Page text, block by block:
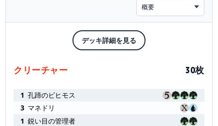
概要
デッキ詳細を見る
クリーチャー 30枚
1 孔蹄のビヒモス
3 マネドリ
1 鋭い目の管理者